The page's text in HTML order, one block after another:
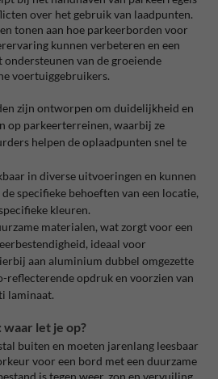
over het gebruik van laadpunten.
tonen aan hoe parkeerborden voor
kunnen verbeteren en een
van de groeiende
voertuiggebruikers.
zijn ontworpen om duidelijkheid en
op parkeerterreinen, waarbij ze
helpen de oplaadpunten snel te
in diverse uitvoeringen en kunnen
specifieke behoeften van een locatie,
kleuren.
materialen, wat zorgt voor een
ideaal voor
aan aluminium dubbel omgezette
reflecterende opdruk en voorzien van
laminaat.
let je op?
buiten en moeten jarenlang leesbaar
voor een bord met een duurzame